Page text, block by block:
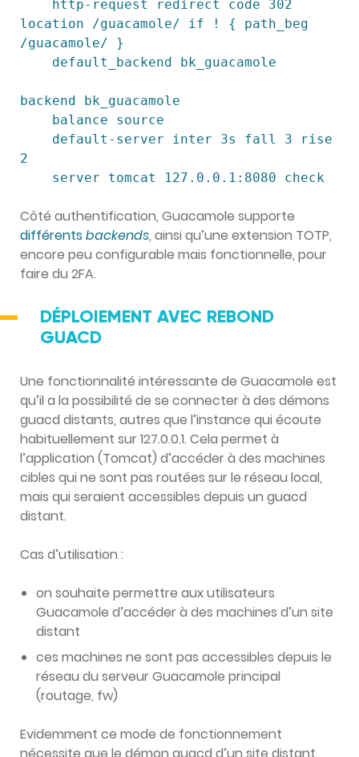
location /guacamole/ if ! { path_beg
/guacamole/ }
backend bk_guacamole
2
    server tomcat 127.0.0.1:8080 check
Côté authentification, Guacamole supporte
différentsbackends, ainsi qu’une extension TOTP,
encore peu configurable mais fonctionnelle, pour
faire du 2FA.
DÉPLOIEMENT AVEC REBOND
GUACD
Une fonctionnalité intéressante de Guacamole est
qu’il a la possibilité de se connecter à des démons
guacd distants, autres que l’instance qui écoute
habituellement sur 127.0.0.1. Cela permet à
l’application (Tomcat) d’accéder à des machines
cibles qui ne sont pas routées sur le réseau local,
mais qui seraient accessibles depuis un guacd
distant.
Cas d’utilisation :
on souhaite permettre aux utilisateurs
Guacamole d’accéder à des machines d’un site
distant
ces machines ne sont pas accessibles depuis le
réseau du serveur Guacamole principal
(routage, fw)
Evidemment ce mode de fonctionnement